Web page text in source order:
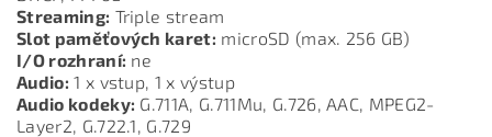
Streaming: Triple stream
Slot paměťových karet: microSD (max. 256 GB)
I/O rozhraní: ne
Audio: 1 x vstup, 1 x výstup
Audio kodeky: G.711A, G.711Mu, G.726, AAC, MPEG2-
Layer2, G.722.1, G.729